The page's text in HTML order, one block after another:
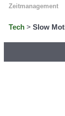
Zeitmanagement
Tech > Slow